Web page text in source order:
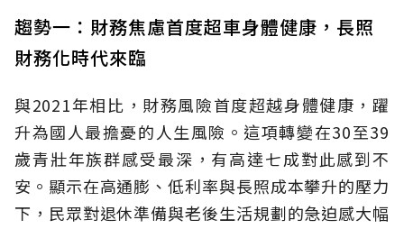
趨勢一：財務焦慮首度超車身體健康，長照
財務化時代來臨
與2021年相比，財務風險首度超越身體健康，躍
升為國人最擔憂的人生風險。這項轉變在30至39
歲青壯年族群感受最深，有高達七成對此感到不
安。顯示在高通膨、低利率與長照成本攀升的壓力
下，民眾對退休準備與老後生活規劃的急迫感大幅